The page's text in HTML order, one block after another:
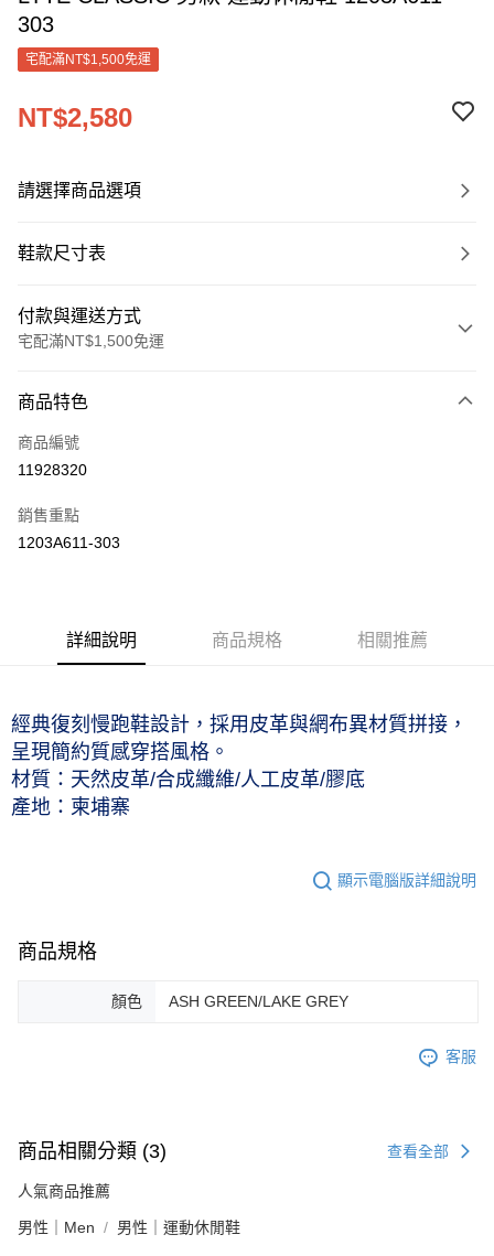
303
宅配滿NT$1,500免運
NT$2,580
請選擇商品選項
鞋款尺寸表
付款與運送方式
宅配滿NT$1,500免運
信用卡一次付款
運送方式
黑貓宅急便 (僅限台灣本島，離島恕不配送) 預計2-3個工作天到貨
每筆NT$120，滿NT$1,500(含以上)免運費
商品特色
商品編號
11928320
銷售重點
1203A611-303
詳細說明 商品規格 相關推薦
經典復刻慢跑鞋設計，採用皮革與網布異材質拼接，
呈現簡約質感穿搭風格。
材質：天然皮革/合成纖維/人工皮革/膠底
產地：柬埔寨
顯示電腦版詳細說明
商品規格
顏色 ASH GREEN/LAKE GREY
客服
商品相關分類 (3) 查看全部
人氣商品推薦
男性｜Men 男性｜運動休閒鞋